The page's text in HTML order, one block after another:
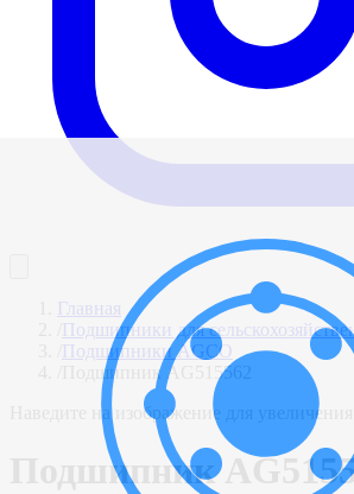
Главная
Подшипники для
Подшипники AGCO
Подшипник AG515562
Наведите на изображение для увеличения
Подшипник